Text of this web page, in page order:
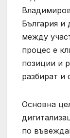
България и
между
процес е
позиции и
разбират и
Основна
по